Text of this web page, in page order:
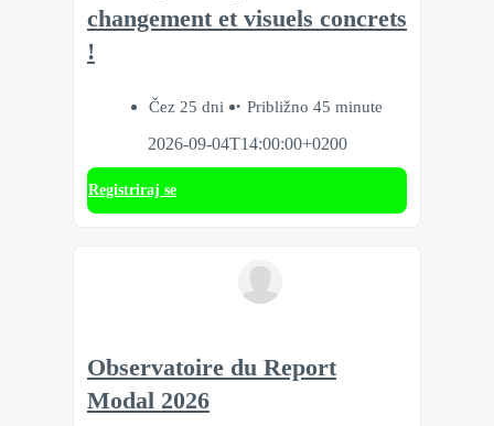
changement et visuels concrets
!
Čez 25 dni
Približno 45 minute
2026-09-04T14:00:00+0200
Registriraj se
Observatoire du Report
Modal 2026